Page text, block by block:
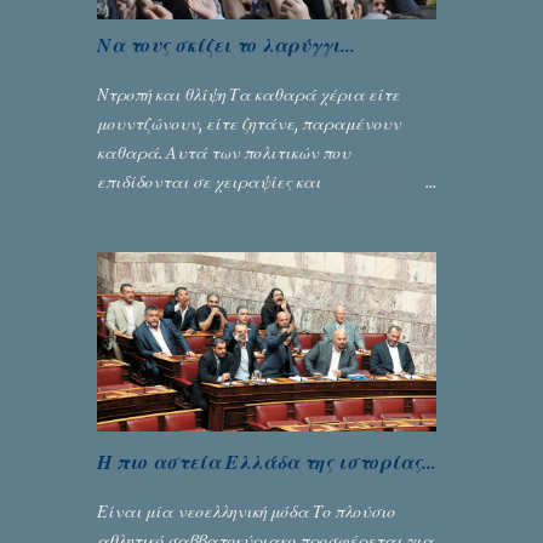
Να τους σκίζει το λαρύγγι...
Ντροπή και θλίψη Τα καθαρά χέρια είτε
μουντζώνουν, είτε ζητάνε, παραμένουν
καθαρά. Αυτά των πολιτικών που
επιδίδονται σε χειραψίες και
Σταύρος Αλευρογιάννης
Η πιο αστεία Ελλάδα της ιστορίας...
Είναι μία νεοελληνική μόδα Το πλούσιο